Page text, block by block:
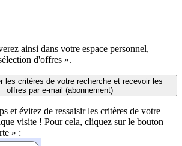
ainsi dans votre espace personnel,
d'offres ».
les critères de votre recherche et recevoir les
offres par e-mail (abonnement)
et évitez de ressaisir les critères de votre
visite ! Pour cela, cliquez sur le bouton
» :